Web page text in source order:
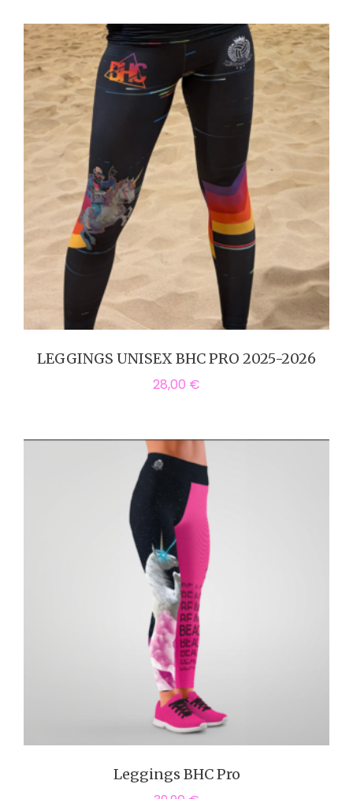
LEGGINGS UNISEX BHC PRO 2025-2026
28,00 €
Leggings BHC Pro